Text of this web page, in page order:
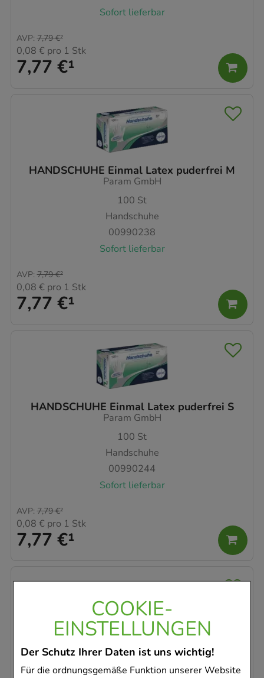
COOKIE-
EINSTELLUNGEN
Der Schutz Ihrer Daten ist uns wichtig!
Für die ordnungsgemäße Funktion unserer Website
Sofort lieferbar
7,77 €¹
AVP: 7,79 €²
0,08 € pro 1 Stk
HANDSCHUHE Einmal Latex puderfrei M
Param GmbH
100 St
Handschuhe
00990238
Sofort lieferbar
7,77 €¹
AVP: 7,79 €²
0,08 € pro 1 Stk
HANDSCHUHE Einmal Latex puderfrei S
Param GmbH
100 St
Handschuhe
00990244
Sofort lieferbar
7,77 €¹
AVP: 7,79 €²
0,08 € pro 1 Stk
HANDSCHUHE Einmal Latex gepudert S